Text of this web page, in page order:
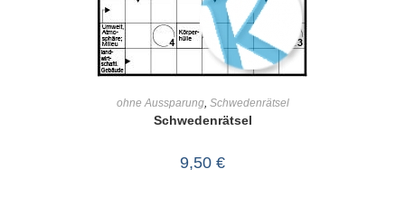
ohne Aussparung, Schwedenrätsel
Schwedenrätsel
9,50 €